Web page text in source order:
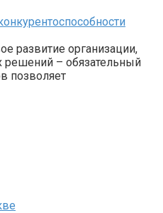
развитие организации,
решений – обязательный
позволяет